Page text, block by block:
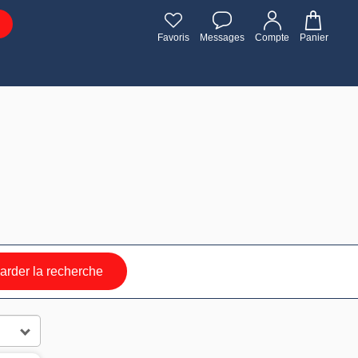
Favoris Messages Compte Panier
la recherche